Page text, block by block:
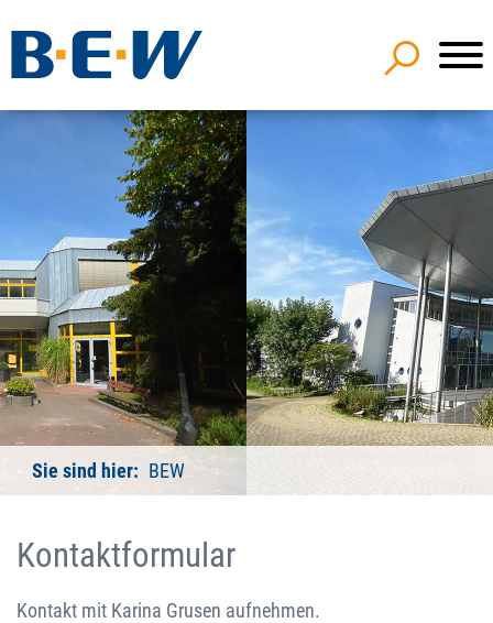
Sie sind hier: BEW
Kontaktformular
Kontakt mit Karina Grusen aufnehmen.